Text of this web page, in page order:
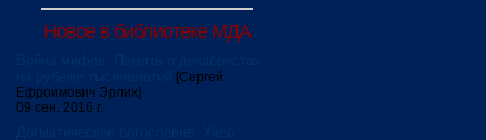
Новое в библиотеке МДА
[Сергей
Ефроимович Эрлих]
09 сен. 2016 г.